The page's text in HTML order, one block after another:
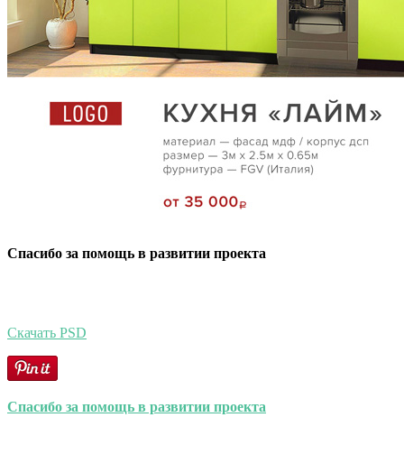
Спасибо за помощь в развитии проекта
Скачать PSD
Спасибо за помощь в развитии проекта